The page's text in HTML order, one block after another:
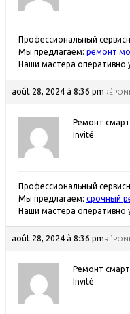
Профессиональный
Мы предлагаем: ремонт
Наши мастера оперативно
août 28, 2024 à 8:36 pm
Ремонт
Invité
Профессиональный
Мы предлагаем: срочный
Наши мастера оперативно
août 28, 2024 à 8:36 pm
Ремонт
Invité